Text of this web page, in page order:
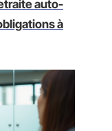
auto-
à